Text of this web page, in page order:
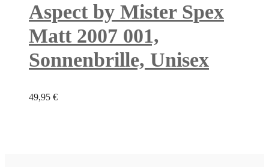
Aspect by Mister Spex
Matt 2007 001,
Sonnenbrille, Unisex
49,95 €